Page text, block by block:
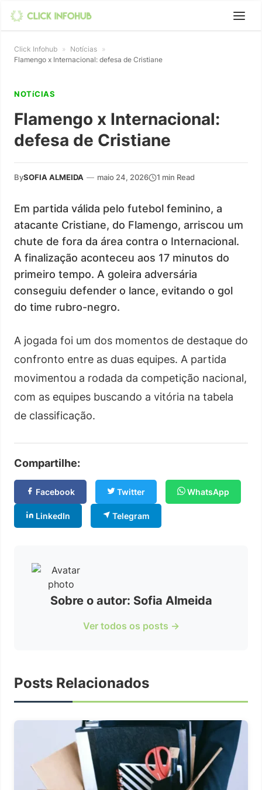
Click Infohub » Notícias »
Flamengo x Internacional: defesa de Cristiane
NOTíCIAS
Flamengo x Internacional:
defesa de Cristiane
BySOFIA ALMEIDA — maio 24, 2026 1 min Read
Em partida válida pelo futebol feminino, a
atacante Cristiane, do Flamengo, arriscou um
chute de fora da área contra o Internacional.
A finalização aconteceu aos 17 minutos do
primeiro tempo. A goleira adversária
conseguiu defender o lance, evitando o gol
do time rubro-negro.
A jogada foi um dos momentos de destaque do
confronto entre as duas equipes. A partida
movimentou a rodada da competição nacional,
com as equipes buscando a vitória na tabela
de classificação.
Compartilhe:
Facebook Twitter WhatsApp
LinkedIn Telegram
Sobre o autor: Sofia Almeida
Ver todos os posts →
Posts Relacionados